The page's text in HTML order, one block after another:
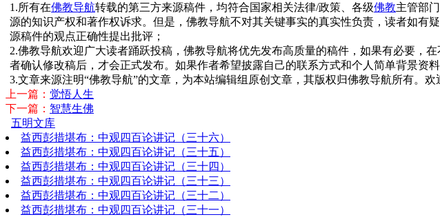
1.所有在佛教导航转载的第三方来源稿件，均符合国家相关法律/政策、各级佛教主管部
源的知识产权和著作权诉求。但是，佛教导航不对其关键事实的真实性负责，读者如
源稿件的观点正确性提出批评；
2.佛教导航欢迎广大读者踊跃投稿，佛教导航将优先发布高质量的稿件，如果有必要，
者确认修改稿后，才会正式发布。如果作者希望披露自己的联系方式和个人简单背景资
3.文章来源注明“佛教导航”的文章，为本站编辑组原创文章，其版权归佛教导航所有。
上一篇： 觉悟人生
下一篇： 智慧生佛
五明文库
益西彭措堪布：中观四百论讲记（三十六）
益西彭措堪布：中观四百论讲记（三十五）
益西彭措堪布：中观四百论讲记（三十四）
益西彭措堪布：中观四百论讲记（三十三）
益西彭措堪布：中观四百论讲记（三十二）
益西彭措堪布：中观四百论讲记（三十一）